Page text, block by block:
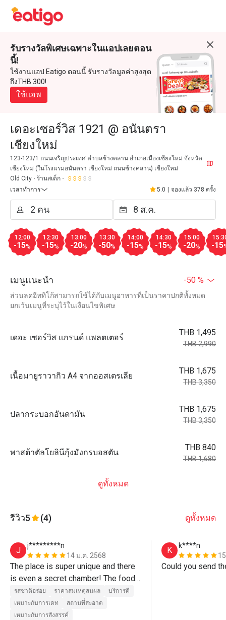
รับรางวัลพิเศษเฉพาะในแอปเลยตอน
นี้!
ใช้งานแอป Eatigo ตอนนี้ รับรางวัลมูลค่าสูงสุด
ถึงTHB 300!
ใช้แอพ
เดอะเซอร์วิส 1921 @ อนันตรา
เชียงใหม่
123-123/1 ถนนเจริญประเทศ ตำบลช้างคลาน อำเภอเมืองเชียงใหม่ จังหวัด
เชียงใหม่ (ในโรงแรมอนันตรา เชียงใหม่ ถนนช้างคลาน) เชียงใหม่
Old City
ร้านสเต็ก
เวลาทำการ
5.0 จองแล้ว 378 ครั้ง
12:00
-15%
12:30
-15%
13:00
-20%
13:30
-50%
14:00
-15%
14:30
-15%
15:00
-20% -15
เมนูแนะนำ -50 %
ส่วนลดอีททิโก้สามารถใช้ได้กับเมนูอาหารที่เป็นราคาปกติทั้งหมด
ยกเว้นเมนูที่ระบุไว้ในเงื่อนไขพิเศษ
เดอะ เซอร์วิส แกรนด์ แพลตเตอร์
THB 1,495
THB 2,990
เนื้อมายูราวากิว A4 จากออสเตรเลีย
THB 1,675
THB 3,350
ปลากระบอกอันดามัน
THB 1,675
THB 3,350
พาสต้าตัลโยลินีกุ้งมังกรบอสตัน
THB 840
THB 1,680
ดูทั้งหมด
รีวิว5 (4) ดูทั้งหมด
J
j*********n
14 ม.ค. 2568
The place is super unique and there
is even a secret chamber! The food
is awesome and the service is top
notch too. Love the fact that you can
choose your own knife from the
รสชาติอร่อย ราคาสมเหตุสมผล
บริการดี
เหมาะกับการเดท
สถานที่สะอาด
เหมาะกับการสังสรรค์
K
k****n
Could you send